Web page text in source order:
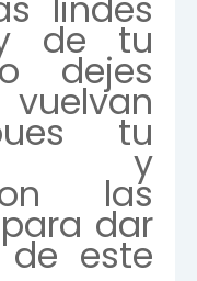
de tu
dejes
tu
y
las
dar
este